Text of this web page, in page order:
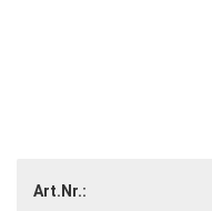
Art.Nr.: